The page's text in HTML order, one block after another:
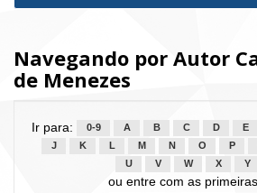
Navegando por Autor
de Menezes
Ir para: 0-9 A B C D E
J
K L M N O P
U
V W X Y
ou entre com as